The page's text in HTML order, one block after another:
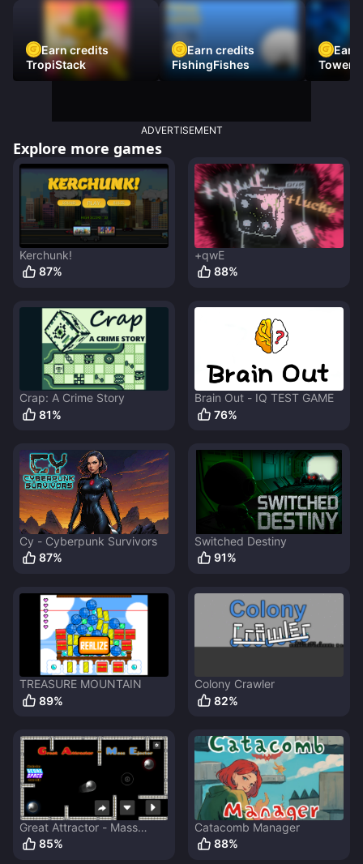
Earn credits
TropiStack
Earn credits
FishingFishes
Earn
Tower
ADVERTISEMENT
Explore more games
Kerchunk!
87%
+qwE
88%
Crap: A Crime Story
81%
Brain Out - IQ TEST GAME
76%
Cy - Cyberpunk Survivors
87%
Switched Destiny
91%
TREASURE MOUNTAIN
89%
Colony Crawler
82%
Great Attractor - Mass
Ejector
85%
Catacomb Manager
88%